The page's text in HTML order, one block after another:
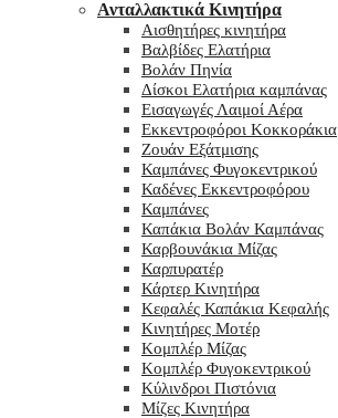
Ανταλλακτικά Κινητήρα
Αισθητήρες κινητήρα
Βαλβίδες Ελατήρια
Βολάν Πηνία
Δίσκοι Ελατήρια καμπάνας
Εισαγωγές Λαιμοί Αέρα
Εκκεντροφόροι Κοκκοράκια
Ζουάν Εξάτμισης
Καμπάνες Φυγοκεντρικού
Καδένες Εκκεντροφόρου
Καμπάνες
Καπάκια Βολάν Καμπάνας
Καρβουνάκια Μίζας
Καρπυρατέρ
Κάρτερ Κινητήρα
Κεφαλές Καπάκια Κεφαλής
Κινητήρες Μοτέρ
Κομπλέρ Μίζας
Κομπλέρ Φυγοκεντρικού
Κύλινδροι Πιστόνια
Μίζες Κινητήρα